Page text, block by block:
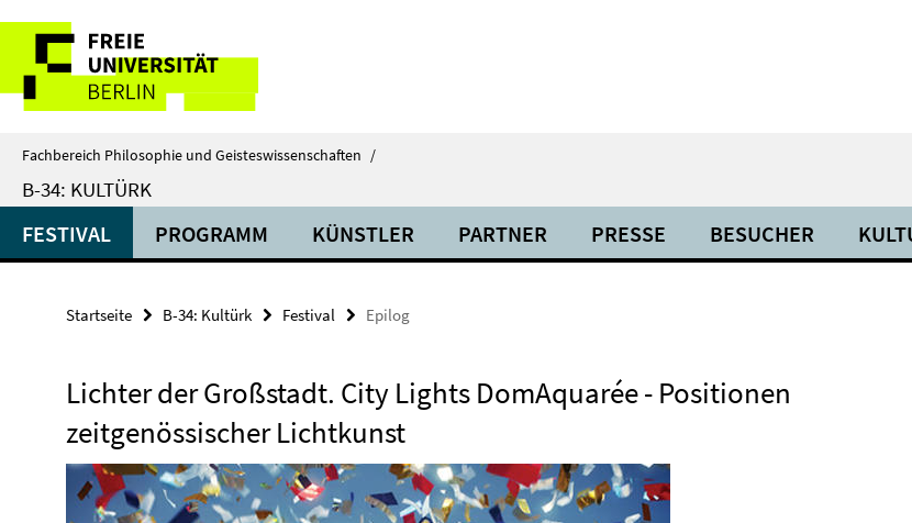
direkt
Inhalt
Service-
Navigation
Fachbereich Philosophie und Geisteswissenschaften /
B-34: KULTÜRK
FESTIVAL PROGRAMM KÜNSTLER PARTNER PRESSE BESUCHER
Startseite B-34: Kultürk Festival Epilog
Lichter der Großstadt. City Lights DomAquarée - Positionen
zeitgenössischer Lichtkunst